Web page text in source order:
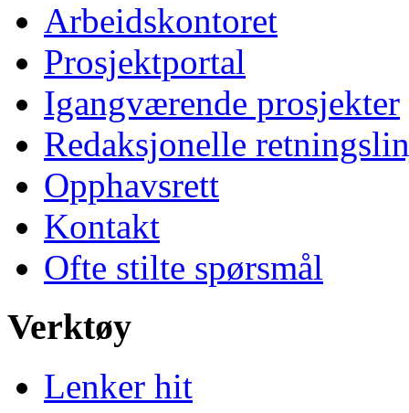
Arbeidskontoret
Prosjektportal
Igangværende prosjekter
Redaksjonelle
Opphavsrett
Kontakt
Ofte stilte spørsmål
Verktøy
Lenker hit